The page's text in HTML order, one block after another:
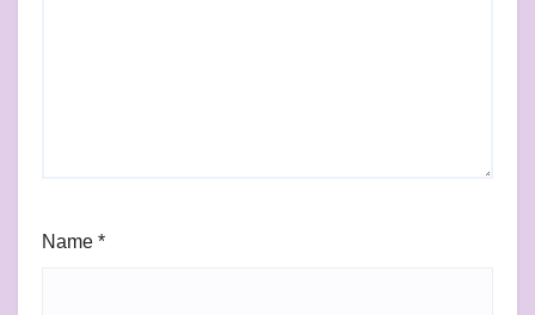
Name *